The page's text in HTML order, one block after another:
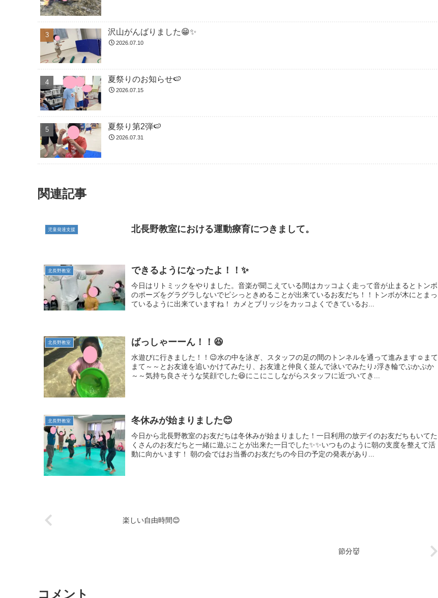
沢山がんばりました😁✨
2026.07.10
夏祭りのお知らせ🍉
2026.07.15
夏祭り第2弾🍉
2026.07.31
関連記事
児童発達支援 北長野教室における運動療育につきまして。
北長野教室 できるようになったよ！！✨
今日はリトミックをやりました。音楽が聞こえている間はカッコよく走って音が止まるとトンボ
のポーズをグラグラしないでピシっときめることが出来ているお友だち！！トンボが木にとまっ
ているように出来ていますね！ カメとブリッジをカッコよくできているお...
北長野教室 ばっしゃーーん！！😆
水遊びに行きました！！😉水の中を泳ぎ、スタッフの足の間のトンネルを通って進みます☺まて
まて～～とお友達を追いかけてみたり、お友達と仲良く並んで泳いでみたり♪浮き輪でぷかぷか
～～気持ち良さそうな笑顔でした😆にこにこしながらスタッフに近づいてき...
北長野教室 冬休みが始まりました😊
今日から北長野教室のお友だちは冬休みが始まりました！一日利用の放デイのお友だちもいてた
くさんのお友だちと一緒に遊ぶことが出来た一日でした✨✨いつものように朝の支度を整えて活
動に向かいます！ 朝の会ではお当番のお友だちの今日の予定の発表があり...
楽しい自由時間😊
節分👹
コメント